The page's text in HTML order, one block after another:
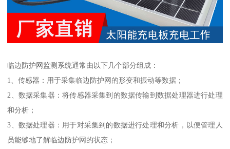
临边防护网监测系统通常由以下几个部分组成：
1、传感器：用于采集临边防护网的形变和振动等数据；
2、数据采集器：将传感器采集到的数据传输到数据处理器进行处理
和分析；
3、数据处理器：用于对采集到的数据进行处理和分析，以便管理人
员能够地了解临边防护网的状态；